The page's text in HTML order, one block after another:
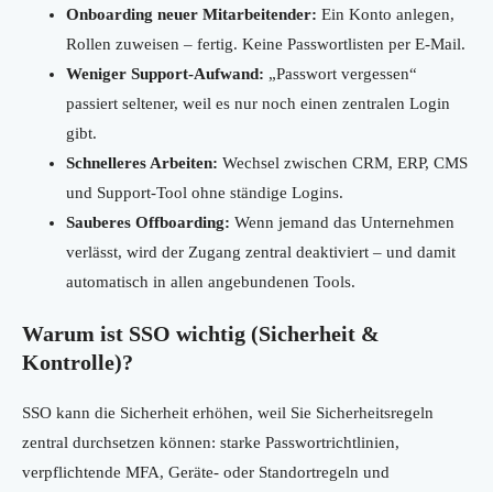
Onboarding neuer Mitarbeitender: Ein Konto anlegen,
Rollen zuweisen – fertig. Keine Passwortlisten per E-Mail.
Weniger Support-Aufwand: „Passwort vergessen“
passiert seltener, weil es nur noch einen zentralen Login
gibt.
Schnelleres Arbeiten: Wechsel zwischen CRM, ERP, CMS
und Support-Tool ohne ständige Logins.
Sauberes Offboarding: Wenn jemand das Unternehmen
verlässt, wird der Zugang zentral deaktiviert – und damit
automatisch in allen angebundenen Tools.
Warum ist SSO wichtig (Sicherheit &
Kontrolle)?
SSO kann die Sicherheit erhöhen, weil Sie Sicherheitsregeln
zentral durchsetzen können: starke Passwortrichtlinien,
verpflichtende MFA, Geräte- oder Standortregeln und